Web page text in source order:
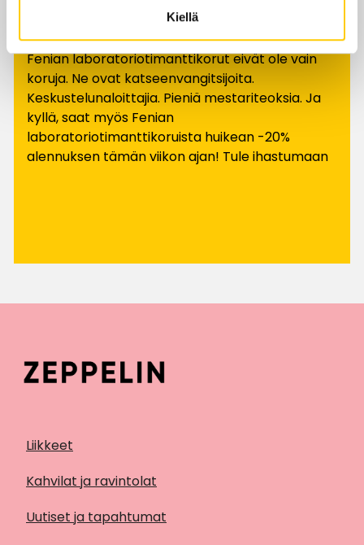
Kiellä
-20%
Fenian laboratoriotimanttikorut eivät ole vain
koruja. Ne ovat katseenvangitsijoita.
Keskustelunaloittajia. Pieniä mestariteoksia. Ja
kyllä, saat myös Fenian
laboratoriotimanttikoruista huikean -20%
alennuksen tämän viikon ajan! Tule ihastumaan
Liikkeet
Kahvilat ja ravintolat
Uutiset ja tapahtumat